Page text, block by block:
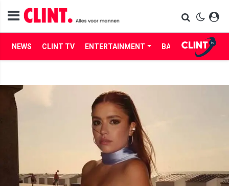
NEWS CLINT TV ENTERTAINMENT BABES LIFE